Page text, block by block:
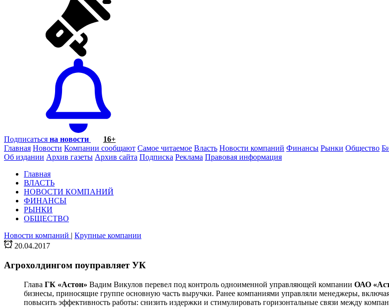
Подписаться на новости
16+
Главная Новости Компании сообщают Самое читаемое Власть Новости компаний Финансы Рынки Общество
Об издании Архив газеты Архив сайта Подписка Реклама Правовая информация
Главная
ВЛАСТЬ
НОВОСТИ КОМПАНИЙ
ФИНАНСЫ
РЫНКИ
ОБЩЕСТВО
Новости компаний | Крупные компании
20.04.2017
Агрохолдингом поуправляет УК
Глава ГК «Астон» Вадим Викулов перевел под контроль одноименной управляющей компании ОАО
бизнесы, приносящие группе основную часть выручки. Ранее компаниями управляли менеджеры,
повысить эффективность работы: снизить издержки и стимулировать горизонтальные связи между